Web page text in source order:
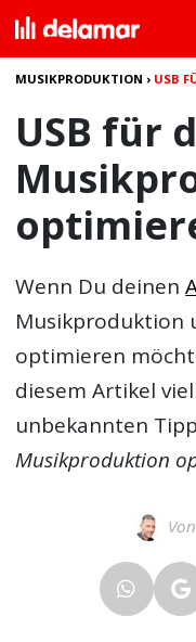
MUSIKPRODUKTION › USB
USB für
Wenn Du deinen
Musikproduktion
optimieren
diesem Artikel
unbekannten
Musikproduktion
Von